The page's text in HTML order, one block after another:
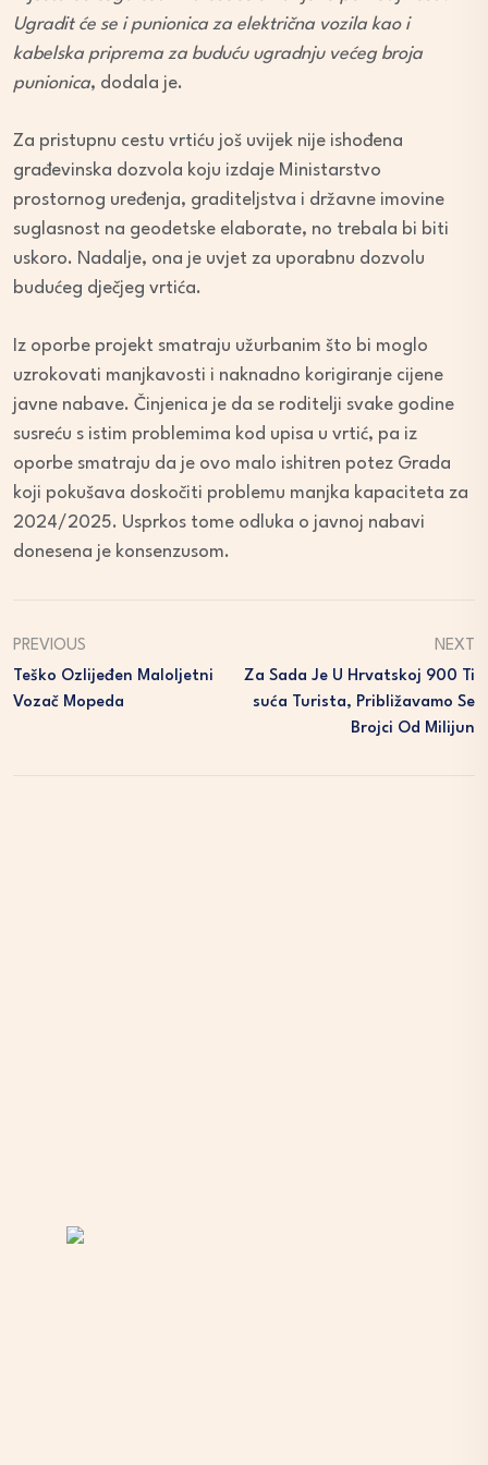
Ugradit će se i punionica za električna vozila kao i
kabelska priprema za buduću ugradnju većeg broja
punionica, dodala je.
Za pristupnu cestu vrtiću još uvijek nije ishođena
građevinska dozvola koju izdaje Ministarstvo
prostornog uređenja, graditeljstva i državne imovine
suglasnost na geodetske elaborate, no trebala bi biti
uskoro. Nadalje, ona je uvjet za uporabnu dozvolu
budućeg dječjeg vrtića.
Iz oporbe projekt smatraju užurbanim što bi moglo
uzrokovati manjkavosti i naknadno korigiranje cijene
javne nabave. Činjenica je da se roditelji svake godine
susreću s istim problemima kod upisa u vrtić, pa iz
oporbe smatraju da je ovo malo ishitren potez Grada
koji pokušava doskočiti problemu manjka kapaciteta za
2024/2025. Usprkos tome odluka o javnoj nabavi
donesena je konsenzusom.
PREVIOUS
Teško Ozlijeđen Maloljetni
Vozač Mopeda
NEXT
Za Sada Je U Hrvatskoj 900 Ti
Suća Turista, Približavamo Se
Brojci Od Milijun